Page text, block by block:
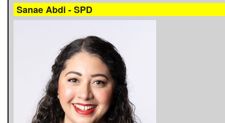
Sanae Abdi - SPD